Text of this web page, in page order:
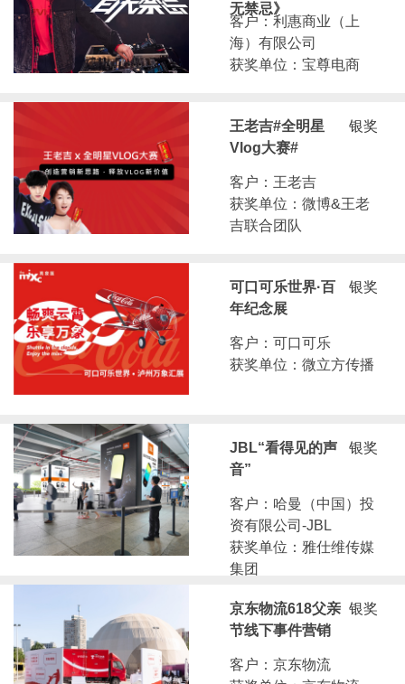
无禁忌》
客户：利惠商业（上
海）有限公司
获奖单位：宝尊电商
银奖
王老吉#全明星
Vlog大赛#
客户：王老吉
获奖单位：微博&王老
吉联合团队
银奖
可口可乐世界·百
年纪念展
客户：可口可乐
获奖单位：微立方传播
银奖
JBL“看得见的声
音”
客户：哈曼（中国）投
资有限公司-JBL
获奖单位：雅仕维传媒
集团
银奖
京东物流618父亲
节线下事件营销
客户：京东物流